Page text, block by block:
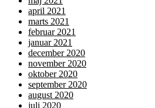
april 2021
marts 2021
februar 2021
januar 2021
december 2020
november 2020
oktober 2020
september 2020
august 2020
juli 2020